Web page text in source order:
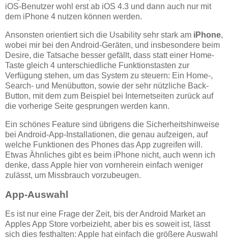
iOS-Benutzer wohl erst ab iOS 4.3 und dann auch nur mit
dem iPhone 4 nutzen können werden.
Ansonsten orientiert sich die Usability sehr stark am iPhone,
wobei mir bei den Android-Geräten, und insbesondere beim
Desire, die Tatsache besser gefällt, dass statt einer Home-
Taste gleich 4 unterschiedliche Funktionstasten zur
Verfügung stehen, um das System zu steuern: Ein Home-,
Search- und Menübutton, sowie der sehr nützliche Back-
Button, mit dem zum Beispiel bei Internetseiten zurück auf
die vorherige Seite gesprungen werden kann.
Ein schönes Feature sind übrigens die Sicherheitshinweise
bei Android-App-Installationen, die genau aufzeigen, auf
welche Funktionen des Phones das App zugreifen will.
Etwas Ähnliches gibt es beim iPhone nicht, auch wenn ich
denke, dass Apple hier von vornherein einfach weniger
zulässt, um Missbrauch vorzubeugen.
App-Auswahl
Es ist nur eine Frage der Zeit, bis der Android Market an
Apples App Store vorbeizieht, aber bis es soweit ist, lässt
sich dies festhalten: Apple hat einfach die größere Auswahl